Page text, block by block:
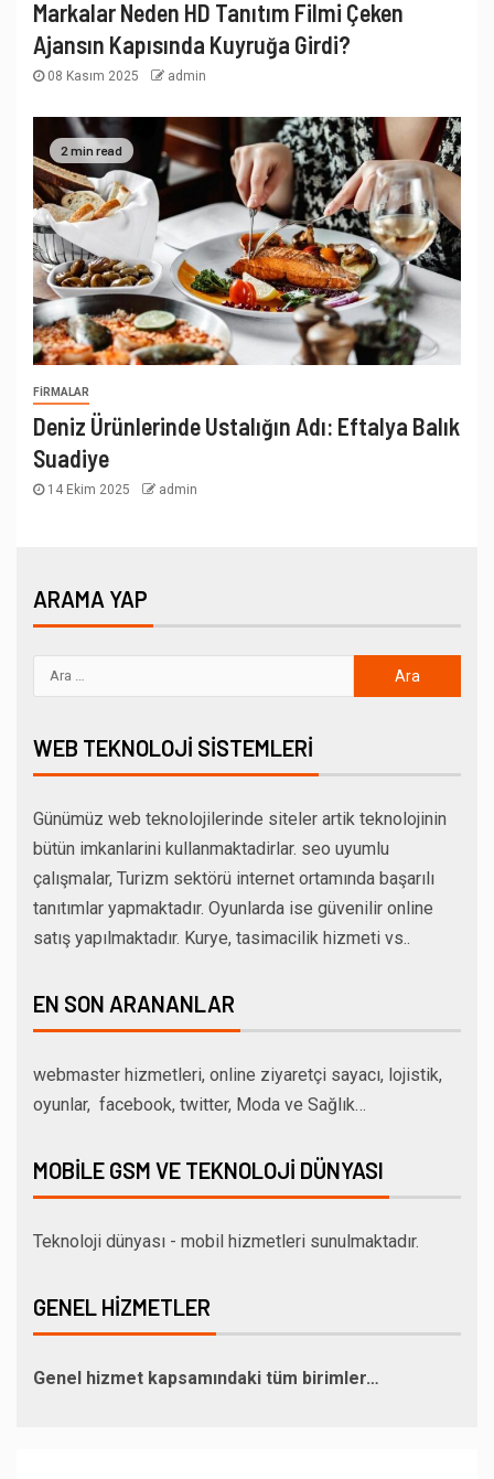
Markalar Neden HD Tanıtım Filmi Çeken
Ajansın Kapısında Kuyruğa Girdi?
08 Kasım 2025 admin
2 min read
FIRMALAR
Deniz Ürünlerinde Ustalığın Adı: Eftalya Balık
Suadiye
14 Ekim 2025 admin
ARAMA YAP
WEB TEKNOLOJI SISTEMLERI
Günümüz web teknolojilerinde siteler artik teknolojinin
bütün imkanlarini kullanmaktadirlar. seo uyumlu
çalışmalar, Turizm sektörü internet ortamında başarılı
tanıtımlar yapmaktadır. Oyunlarda ise güvenilir online
satış yapılmaktadır. Kurye, tasimacilik hizmeti vs..
EN SON ARANANLAR
webmaster hizmetleri, online ziyaretçi sayacı, lojistik,
oyunlar, facebook, twitter, Moda ve Sağlık…
MOBILE GSM VE TEKNOLOJI DÜNYASI
Teknoloji dünyası - mobil hizmetleri sunulmaktadır.
GENEL HIZMETLER
Genel hizmet kapsamındaki tüm birimler…